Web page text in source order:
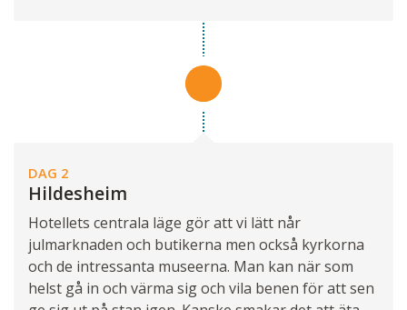
DAG 2
Hildesheim
Hotellets centrala läge gör att vi lätt når
julmarknaden och butikerna men också kyrkorna
och de intressanta museerna. Man kan när som
helst gå in och värma sig och vila benen för att sen